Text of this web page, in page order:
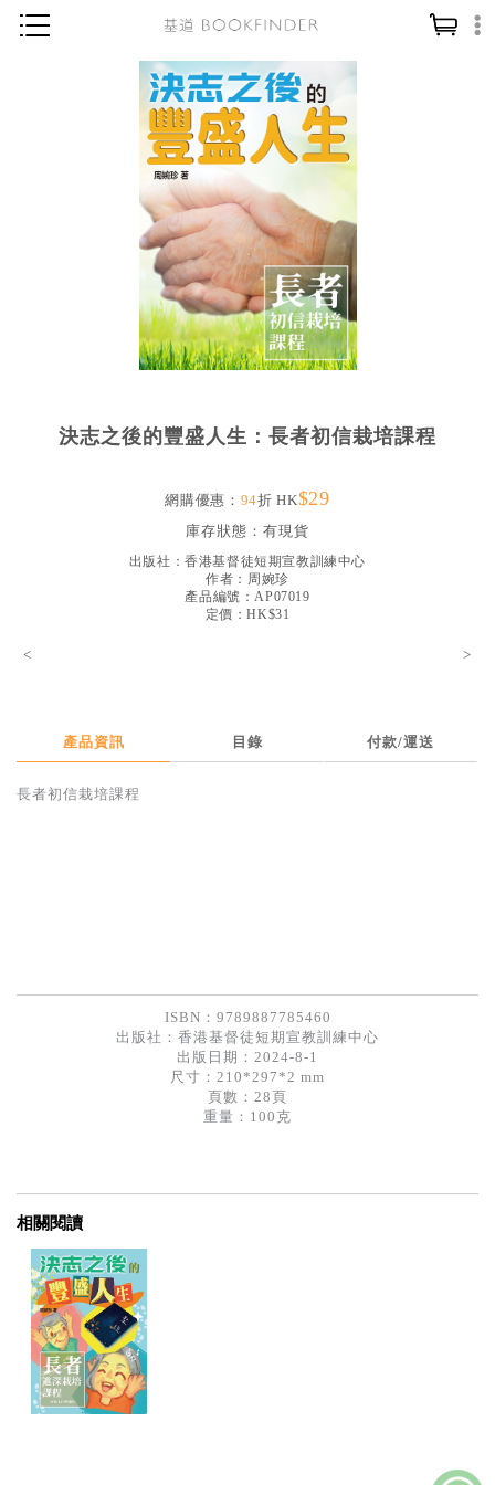
神學／教義
讀經／研經
信仰入門
教會歷史
靈修／禱告
信徒生活
教會事工
社會／倫理
文藝／勵志
得獎作品推介
暢銷榜
基道 Top 50
決志之後的豐盛人生：長者初信栽培課程
網購優惠： 94折 HK$29
庫存狀態： 有現貨
出版社：香港基督徒短期宣教訓練中心
作者： 周婉珍
產品編號：AP07019
定價：HK$31
< >
產品資訊 目錄 付款/運送
長者初信栽培課程
ISBN：9789887785460
出版社： 香港基督徒短期宣教訓練中心
出版日期：2024-8-1
尺寸：210*297*2 mm
頁數：28頁
重量：100克
相關閱讀